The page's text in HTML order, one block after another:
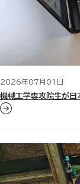
2026年07月01日
機械工学専攻院生が日